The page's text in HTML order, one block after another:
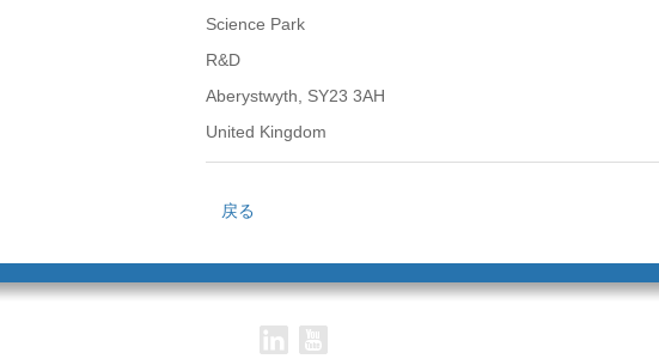
Science Park
R&D
Aberystwyth, SY23 3AH
United Kingdom
戻る